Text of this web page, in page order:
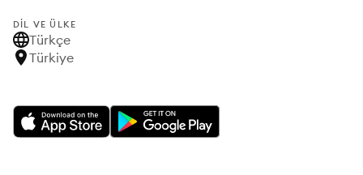
DIL VE ÜLKE
Türkçe
Türkiye